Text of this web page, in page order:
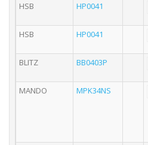
HSB
HP0041
HSB
HP0041
BLITZ
BB0403P
MANDO
MPK34NS